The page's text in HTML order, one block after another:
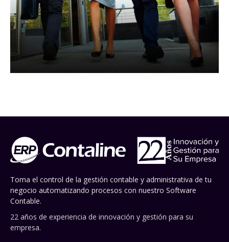
Toma el control de la gestión contable y administrativa de tu
negocio automatizando procesos con nuestro Software
Contable.
22 años de experiencia de innovación y gestión para su
empresa.